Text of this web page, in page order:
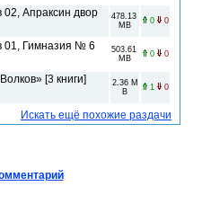
Апраксин двор
478.13
MB
0 0
01, Гимназия № 6
503.61
MB
0 0
[3 книги]
2.36 M
B
1 0
Искать ещё похожие раздачи